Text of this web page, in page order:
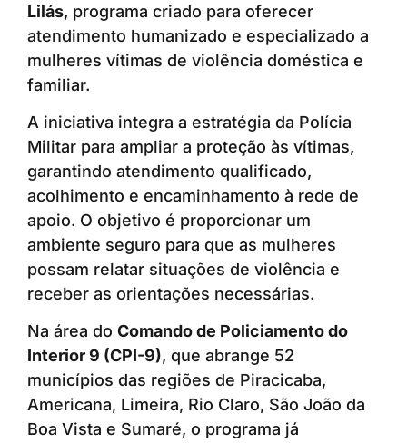
Lilás, programa criado para oferecer
atendimento humanizado e especializado a
mulheres vítimas de violência doméstica e
familiar.
A iniciativa integra a estratégia da Polícia
Militar para ampliar a proteção às vítimas,
garantindo atendimento qualificado,
acolhimento e encaminhamento à rede de
apoio. O objetivo é proporcionar um
ambiente seguro para que as mulheres
possam relatar situações de violência e
receber as orientações necessárias.
Na área do Comando de Policiamento do
Interior 9 (CPI-9), que abrange 52
municípios das regiões de Piracicaba,
Americana, Limeira, Rio Claro, São João da
Boa Vista e Sumaré, o programa já